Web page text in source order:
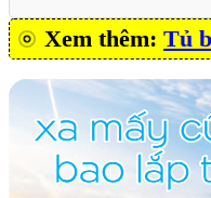
Xem thêm: Tủ